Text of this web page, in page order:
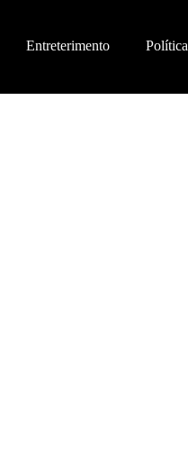
Entreterimento Política